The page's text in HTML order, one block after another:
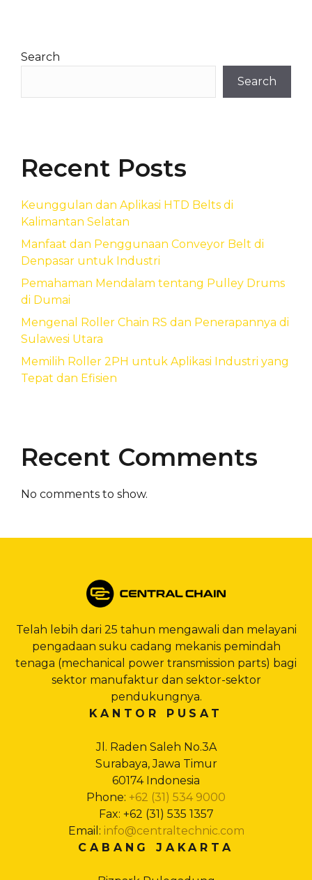
Search
Search
Recent Posts
Keunggulan dan Aplikasi HTD Belts di
Kalimantan Selatan
Manfaat dan Penggunaan Conveyor Belt di
Denpasar untuk Industri
Pemahaman Mendalam tentang Pulley Drums
di Dumai
Mengenal Roller Chain RS dan Penerapannya di
Sulawesi Utara
Memilih Roller 2PH untuk Aplikasi Industri yang
Tepat dan Efisien
Recent Comments
No comments to show.
Telah lebih dari 25 tahun mengawali dan melayani
pengadaan suku cadang mekanis pemindah
tenaga (mechanical power transmission parts) bagi
sektor manufaktur dan sektor-sektor
pendukungnya.
KANTOR PUSAT
Jl. Raden Saleh No.3A
Surabaya, Jawa Timur
60174 Indonesia
Phone: +62 (31) 534 9000
Fax: +62 (31) 535 1357
Email: info@centraltechnic.com
CABANG JAKARTA